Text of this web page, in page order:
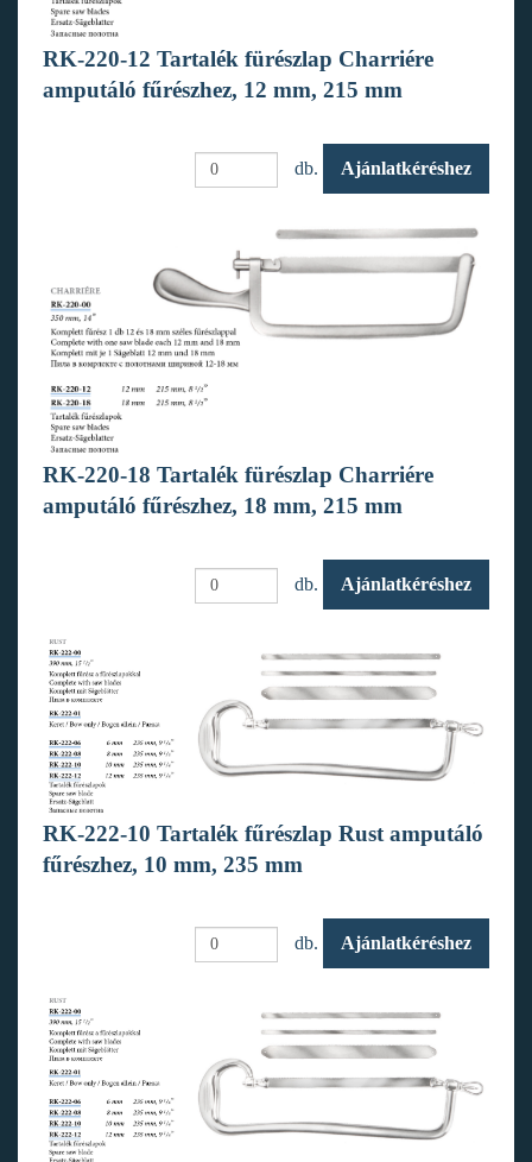
RK-220-12 Tartalék fürészlap Charriére
amputáló fűrészhez, 12 mm, 215 mm
db. Ajánlatkéréshez
RK-220-18 Tartalék fürészlap Charriére
amputáló fűrészhez, 18 mm, 215 mm
db. Ajánlatkéréshez
RK-222-10 Tartalék fűrészlap Rust amputáló
fűrészhez, 10 mm, 235 mm
db. Ajánlatkéréshez